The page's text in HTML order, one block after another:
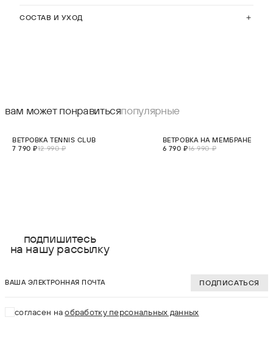
СОСТАВ И УХОД
вам может понравитьсяпопулярные
M
ВЕТРОВКА TENNIS CLUB
7 790 ₽12 990 ₽
ВЕТРОВКА НА МЕМБРАНЕ
6 790 ₽16 990 ₽
подпишитесь
на нашу рассылку
ПОДПИСАТЬСЯ
согласен наобработку персональных данных